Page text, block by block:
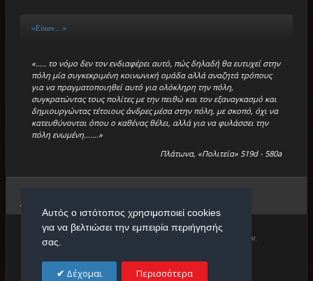
«Είπαν…..»
«….. το νόμο δεν τον ενδιαφέρει αυτό, πώς δηλαδή θα ευτυχεί στην
πόλη μία συγκεκριμένη κοινωνική ομάδα αλλά αναζητά τρόπους
για να πραγματοποιηθεί αυτό για ολόκληρη την πόλη,
συγκρατώντας τους πολίτες με την πειθώ και τον εξαναγκασμό και
δημιουργώντας τέτοιους άνδρες μέσα στην πόλη, με σκοπό, όχι να
κατευθύνονται όπου ο καθένας θέλει, αλλά για να φυλάσσει την
πόλη ενωμένη…….»
Πλάτωνα, «Πολιτεία» 519d - 580a
Αντώνης Δασκαλόπουλος
Copyright © 2026. Πρότυπο Κέντρο Φιλολογικών Μαθημάτων.
Αυτός ο ιστότοπος χρησιμοποιεί cookies
για να βελτιώσει την εμπειρία περιήγησής
σας.
Δέχομαι Περισσότερα